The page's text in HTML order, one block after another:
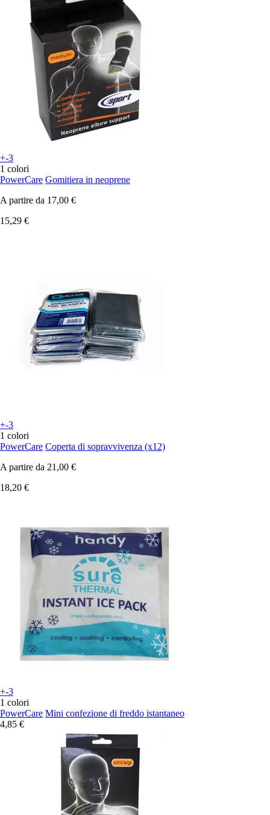
+-3
1 colori
PowerCare Gomitiera in neoprene
A partire da 17,00 €
15,29 €
+-3
1 colori
PowerCare Coperta di sopravvivenza (x12)
A partire da 21,00 €
18,20 €
+-3
1 colori
PowerCare Mini confezione di freddo istantaneo
4,85 €